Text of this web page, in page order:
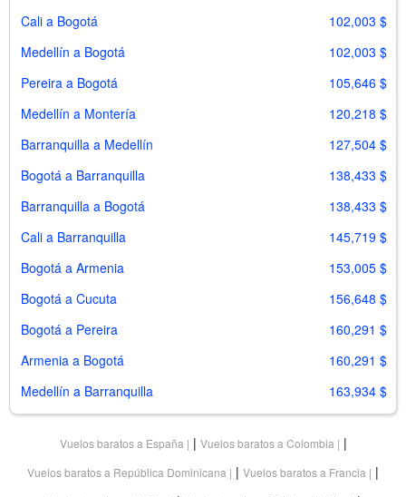
Cali a Bogotá
102,003 $
Medellín a Bogotá
102,003 $
Pereira a Bogotá
105,646 $
Medellín a Montería
120,218 $
Barranquilla a Medellín
127,504 $
Bogotá a Barranquilla
138,433 $
Barranquilla a Bogotá
138,433 $
Cali a Barranquilla
145,719 $
Bogotá a Armenia
153,005 $
Bogotá a Cucuta
156,648 $
Bogotá a Pereira
160,291 $
Armenia a Bogotá
160,291 $
Medellín a Barranquilla
163,934 $
Vuelos baratos a España | Vuelos baratos a Colombia |
Vuelos baratos a República Dominicana | Vuelos baratos a Francia |